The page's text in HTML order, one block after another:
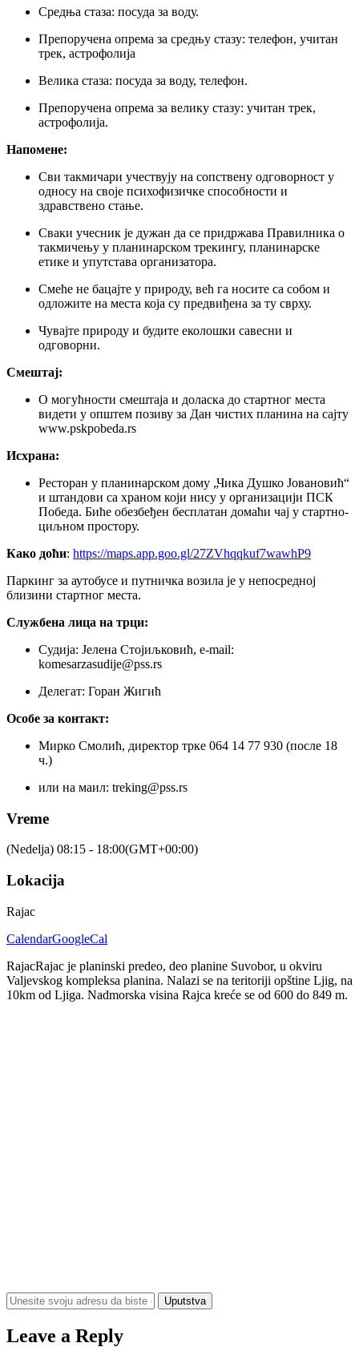
Средња стаза: посуда за воду.
Препоручена опрема за средњу стазу: телефон, учитан
трек, астрофолија
Велика стаза: посуда за воду, телефон.
Препоручена опрема за велику стазу: учитан трек,
астрофолија.
Напомене:
Сви такмичари учествују на сопствену одговорност у
односу на своје психофизичке способности и
здравствено стање.
Сваки учесник је дужан да се придржава Правилника о
такмичењу у планинарском трекингу, планинарске
етике и упутстава организатора.
Смеће не бацајте у природу, већ га носите са собом и
одложите на места која су предвиђена за ту сврху.
Чувајте природу и будите еколошки савесни и
одговорни.
Смештај:
О могућности смештаја и доласка до стартног места
видети у општем позиву за Дан чистих планина на сајту
www.pskpobeda.rs
Исхрана:
Ресторан у планинарском дому „Чика Душко Јовановић“
и штандови са храном који нису у организацији ПСК
Победа. Биће обезбеђен бесплатан домаћи чај у стартно-
циљном простору.
Како доћи: https://maps.app.goo.gl/27ZVhqqkuf7wawhP9
Паркинг за аутобусе и путничка возила је у непосредној
близини стартног места.
Службена лица на трци:
Судија: Јелена Стојиљковић, e-mail:
komesarzasudije@pss.rs
Делегат: Горан Жигић
Особе за контакт:
Мирко Смолић, директор трке 064 14 77 930 (после 18
ч.)
или на маил: treking@pss.rs
Vreme
(Nedelja) 08:15 - 18:00(GMT+00:00)
Lokacija
Rajac
CalendarGoogleCal
RajacRajac je planinski predeo, deo planine Suvobor, u okviru
Valjevskog kompleksa planina. Nalazi se na teritoriji opštine Ljig, na
10km od Ljiga. Nadmorska visina Rajca kreće se od 600 do 849 m.
Uputstva
Leave a Reply